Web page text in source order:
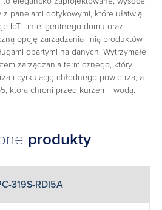
panelami dotykowymi, które ułatwią
IoT i inteligentnego domu oraz
opcję zarządzania linią produktów i
opartymi na danych. Wytrzymałe
zarządzania termicznego, który
i cyrkulację chłodnego powietrza, a
która chroni przed kurzem i wodą.
produkty
319S-RDI5A